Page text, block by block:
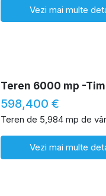
Vezi mai multe
Teren 6000 mp -
598,400 €
Teren de 5,984 mp de
Vezi mai multe